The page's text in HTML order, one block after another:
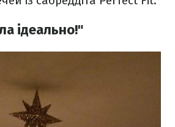
ідеально!"